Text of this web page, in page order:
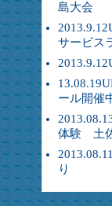
島大会
サービス
ール開催
体験 土
り